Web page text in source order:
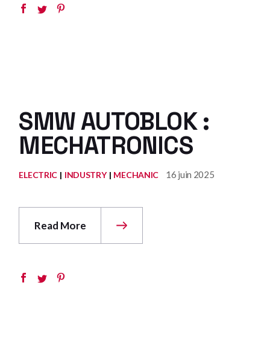
SMW AUTOBLOK :
MECHATRONICS
ELECTRIC INDUSTRY MECHANIC 16 juin 2025
Read More